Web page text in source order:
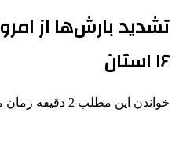
تشدید بارش‌ها از
۱۶ استان
خواندن این مطلب 2 دقیقه زمان میبرد